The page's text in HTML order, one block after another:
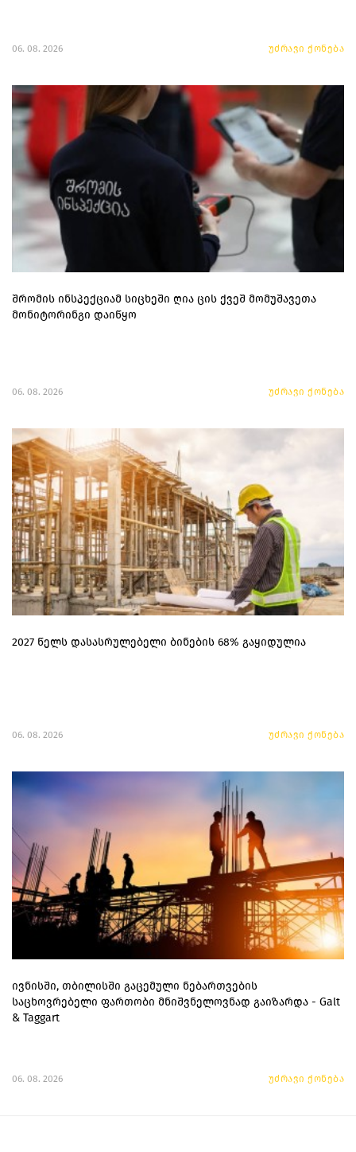
06. 08. 2026 უძრავი ქონება
შრომის ინსპექციამ სიცხეში ღია ცის ქვეშ მომუშავეთა
მონიტორინგი დაიწყო
06. 08. 2026 უძრავი ქონება
2027 წელს დასასრულებელი ბინების 68% გაყიდულია
06. 08. 2026 უძრავი ქონება
ივნისში, თბილისში გაცემული ნებართვების
საცხოვრებელი ფართობი მნიშვნელოვნად გაიზარდა - Galt
& Taggart
06. 08. 2026 უძრავი ქონება